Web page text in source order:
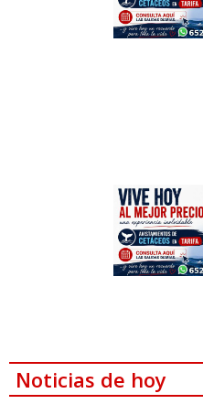
Noticias de hoy